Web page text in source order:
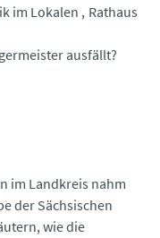
im Lokalen
Rathaus
ausfällt?
im Landkreis nahm
der Sächsischen
wie die